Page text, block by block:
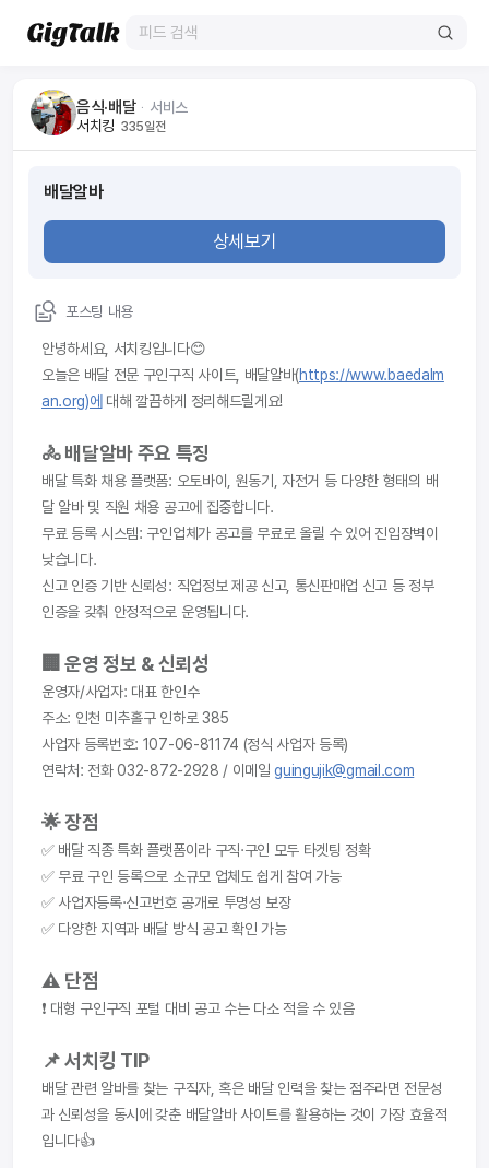
음식·배달ᆞ 서비스
서치킹 335일전
배달알바
상세보기
포스팅 내용
안녕하세요, 서치킹입니다😊
오늘은 배달 전문 구인구직 사이트, 배달알바(https://www.baedalm
an.org)에 대해 깔끔하게 정리해드릴게요!
🚴 배달알바 주요 특징
배달 특화 채용 플랫폼: 오토바이, 원동기, 자전거 등 다양한 형태의 배
달 알바 및 직원 채용 공고에 집중합니다.
무료 등록 시스템: 구인업체가 공고를 무료로 올릴 수 있어 진입장벽이
낮습니다.
신고 인증 기반 신뢰성: 직업정보 제공 신고, 통신판매업 신고 등 정부
인증을 갖춰 안정적으로 운영됩니다.
🏢 운영 정보 & 신뢰성
운영자/사업자: 대표 한인수
주소: 인천 미추홀구 인하로 385
사업자 등록번호: 107-06-81174 (정식 사업자 등록)
연락처: 전화 032-872-2928 / 이메일 guingujik@gmail.com
🌟 장점
✅ 배달 직종 특화 플랫폼이라 구직·구인 모두 타겟팅 정확
✅ 무료 구인 등록으로 소규모 업체도 쉽게 참여 가능
✅ 사업자등록·신고번호 공개로 투명성 보장
✅ 다양한 지역과 배달 방식 공고 확인 가능
⚠️ 단점
❗ 대형 구인구직 포털 대비 공고 수는 다소 적을 수 있음
📌 서치킹 TIP
배달 관련 알바를 찾는 구직자, 혹은 배달 인력을 찾는 점주라면 전문성
과 신뢰성을 동시에 갖춘 배달알바 사이트를 활용하는 것이 가장 효율적
입니다👍